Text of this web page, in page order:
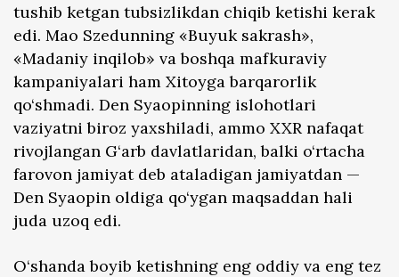
tushib ketgan tubsizlikdan chiqib ketishi kerak
edi. Mao Szedunning «Buyuk sakrash»,
«Madaniy inqilob» va boshqa mafkuraviy
kampaniyalari ham Xitoyga barqarorlik
qo‘shmadi. Den Syaopinning islohotlari
vaziyatni biroz yaxshiladi, ammo XXR nafaqat
rivojlangan G‘arb davlatlaridan, balki o‘rtacha
farovon jamiyat deb ataladigan jamiyatdan —
Den Syaopin oldiga qo‘ygan maqsaddan hali
juda uzoq edi.
O‘shanda boyib ketishning eng oddiy va eng tez